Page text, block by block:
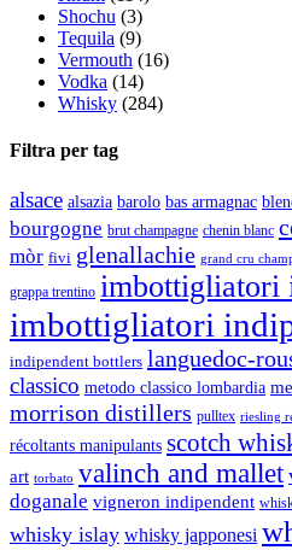
Shochu (3)
Tequila (9)
Vermouth (16)
Vodka (14)
Whisky (284)
Filtra per tag
alsace alsazia barolo bas armagnac
bourgogne brut champagne chenin blanc
mòr fivi glenallachie grand cru
grappa trentino imbottigliatori
imbottigliatori
indipendent bottlers languedoc-
classico metodo classico lombardia
morrison distillers pulltex riesling
récoltants manipulants scotch
art torbato valinch and mallet
doganale vigneron indipendent
whisky islay whisky japponesi